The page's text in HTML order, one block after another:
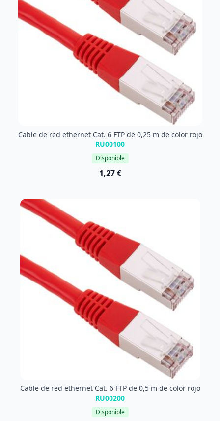
Cable de red ethernet Cat. 6 FTP de 0,25 m de color rojo
RU00100
Disponible
1,27 €
Cable de red ethernet Cat. 6 FTP de 0,5 m de color rojo
RU00200
Disponible